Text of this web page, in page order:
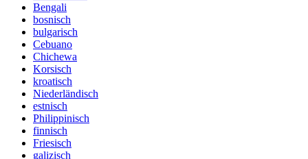
Bengali
bosnisch
bulgarisch
Cebuano
Chichewa
Korsisch
kroatisch
Niederländisch
estnisch
Philippinisch
finnisch
Friesisch
galizisch